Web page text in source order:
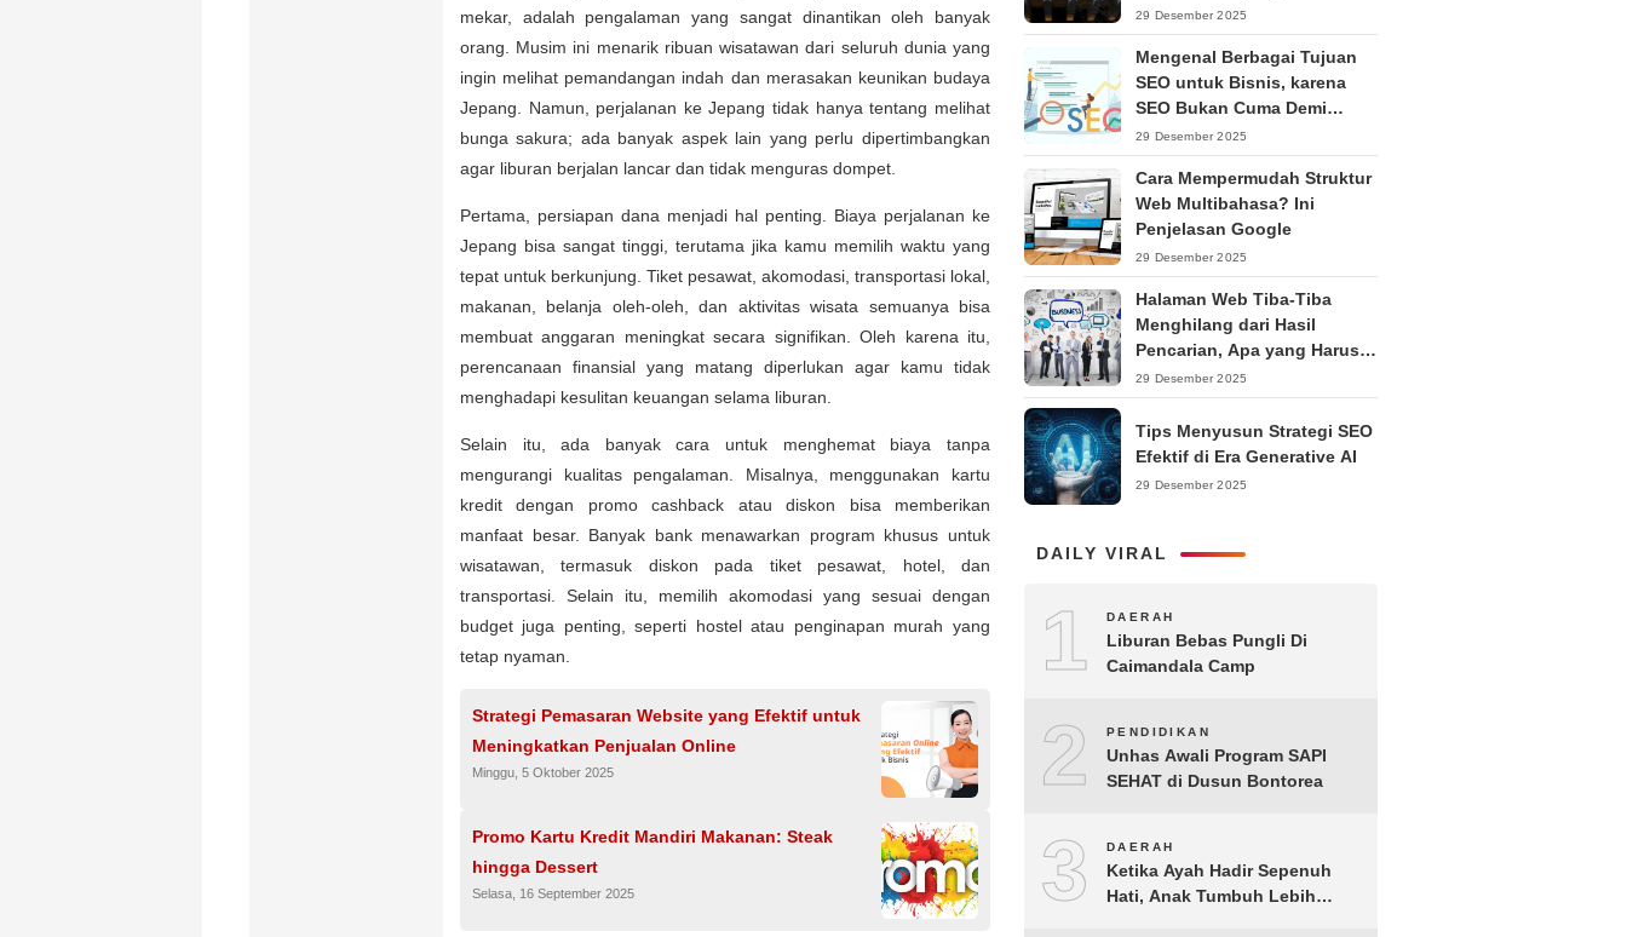
mekar, adalah pengalaman yang sangat dinantikan oleh banyak
orang. Musim ini menarik ribuan wisatawan dari seluruh dunia yang
ingin melihat pemandangan indah dan merasakan keunikan budaya
Jepang. Namun, perjalanan ke Jepang tidak hanya tentang melihat
bunga sakura; ada banyak aspek lain yang perlu dipertimbangkan
agar liburan berjalan lancar dan tidak menguras dompet.
Pertama, persiapan dana menjadi hal penting. Biaya perjalanan ke
Jepang bisa sangat tinggi, terutama jika kamu memilih waktu yang
tepat untuk berkunjung. Tiket pesawat, akomodasi, transportasi lokal,
makanan, belanja oleh-oleh, dan aktivitas wisata semuanya bisa
membuat anggaran meningkat secara signifikan. Oleh karena itu,
perencanaan finansial yang matang diperlukan agar kamu tidak
menghadapi kesulitan keuangan selama liburan.
Selain itu, ada banyak cara untuk menghemat biaya tanpa
mengurangi kualitas pengalaman. Misalnya, menggunakan kartu
kredit dengan promo cashback atau diskon bisa memberikan
manfaat besar. Banyak bank menawarkan program khusus untuk
wisatawan, termasuk diskon pada tiket pesawat, hotel, dan
transportasi. Selain itu, memilih akomodasi yang sesuai dengan
budget juga penting, seperti hostel atau penginapan murah yang
tetap nyaman.
Strategi Pemasaran Website yang Efektif untuk
Meningkatkan Penjualan Online
Minggu, 5 Oktober 2025
Promo Kartu Kredit Mandiri Makanan: Steak
hingga Dessert
Selasa, 16 September 2025
29 Desember 2025
Mengenal Berbagai Tujuan
SEO untuk Bisnis, karena
SEO Bukan Cuma Demi
Ranking
29 Desember 2025
Cara Mempermudah Struktur
Web Multibahasa? Ini
Penjelasan Google
29 Desember 2025
Halaman Web Tiba-Tiba
Menghilang dari Hasil
Pencarian, Apa yang Harus
Dilakukan?
29 Desember 2025
Tips Menyusun Strategi SEO
Efektif di Era Generative AI
29 Desember 2025
DAILY VIRAL
1 DAERAH
Liburan Bebas Pungli Di
Caimandala Camp
2 PENDIDIKAN
Unhas Awali Program SAPI
SEHAT di Dusun Bontorea
3 DAERAH
Ketika Ayah Hadir Sepenuh
Hati, Anak Tumbuh Lebih